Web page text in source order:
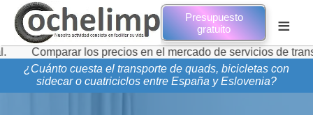
Presupuesto
gratuito
≡
los precios en el mercado de servicios de transporte
¿Cuánto cuesta el transporte de quads, bicicletas con
sidecar o cuatriciclos entre España y Eslovenia?